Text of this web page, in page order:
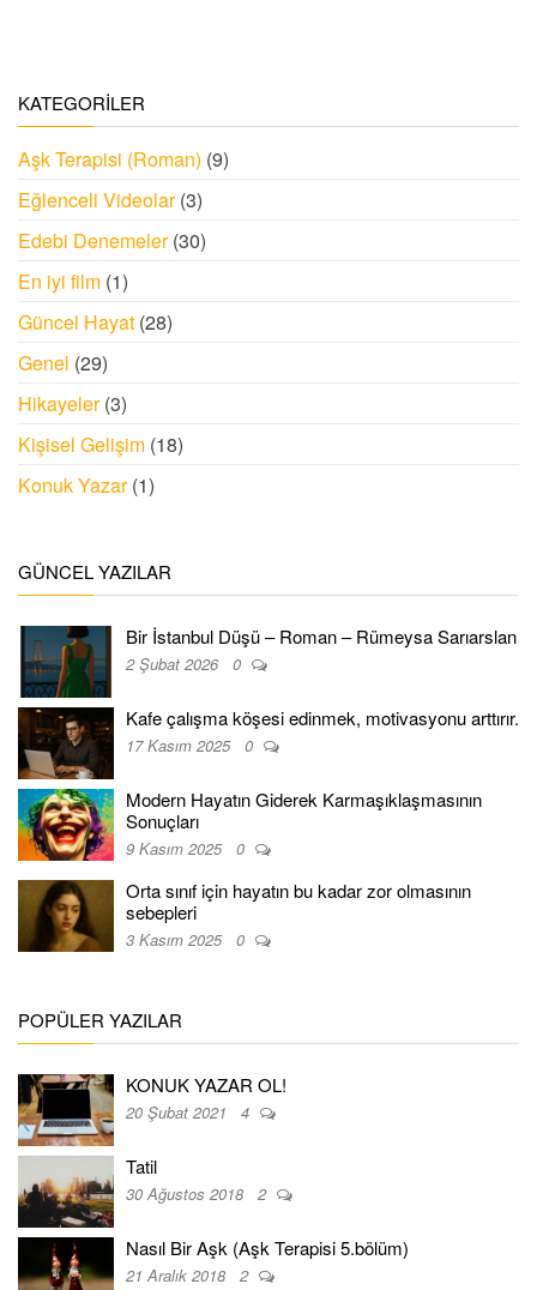
KATEGORILER
Aşk Terapisi (Roman) (9)
Eğlenceli Videolar(3)
Edebi Denemeler(30)
En iyi film (1)
Güncel Hayat (28)
Genel (29)
Hikayeler(3)
Kişisel Gelişim (18)
Konuk Yazar(1)
GÜNCEL YAZILAR
Bir İstanbul Düşü – Roman – Rümeysa Sarıarslan
2 Şubat 2026 0
Kafe çalışma köşesi edinmek, motivasyonu arttırır.
17 Kasım 2025 0
Modern Hayatın Giderek Karmaşıklaşmasının
Sonuçları
9 Kasım 2025 0
Orta sınıf için hayatın bu kadar zor olmasının
sebepleri
3 Kasım 2025 0
POPÜLER YAZILAR
KONUK YAZAR OL!
20 Şubat 2021 4
Tatil
30 Ağustos 2018 2
Nasıl Bir Aşk (Aşk Terapisi 5.bölüm)
21 Aralık 2018 2